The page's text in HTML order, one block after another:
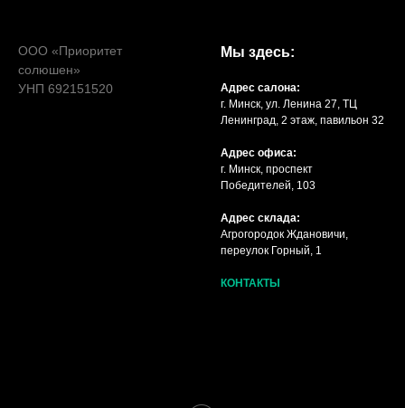
ООО «Приоритет
солюшен»
УНП 692151520
Мы здесь:
Адрес салона:
г. Минск, ул. Ленина 27, ТЦ
Ленинград, 2 этаж, павильон 32
Адрес офиса:
г. Минск, проспект
Победителей, 103
Адрес склада:
Агрогородок Ждановичи,
переулок Горный, 1
КОНТАКТЫ